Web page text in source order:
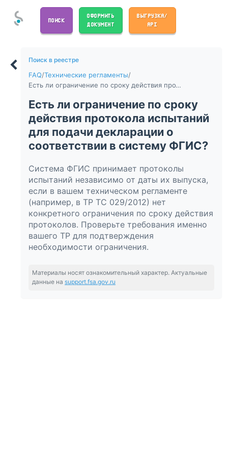
ПОИСК
ОФОРМИТЬ
ДОКУМЕНТ
ВЫГРУЗКА/
API
Поиск в реестре
FAQ/Технические регламенты/
Есть ли ограничение по сроку действия протокола испытаний для подачи декларации о соответствии в систему ФГИС?
Есть ли ограничение по сроку
действия протокола испытаний
для подачи декларации о
соответствии в систему ФГИС?
Система ФГИС принимает протоколы
испытаний независимо от даты их выпуска,
если в вашем техническом регламенте
(например, в ТР ТС 029/2012) нет
конкретного ограничения по сроку действия
протоколов. Проверьте требования именно
вашего ТР для подтверждения
необходимости ограничения.
Материалы носят ознакомительный характер. Актуальные
данные на support.fsa.gov.ru